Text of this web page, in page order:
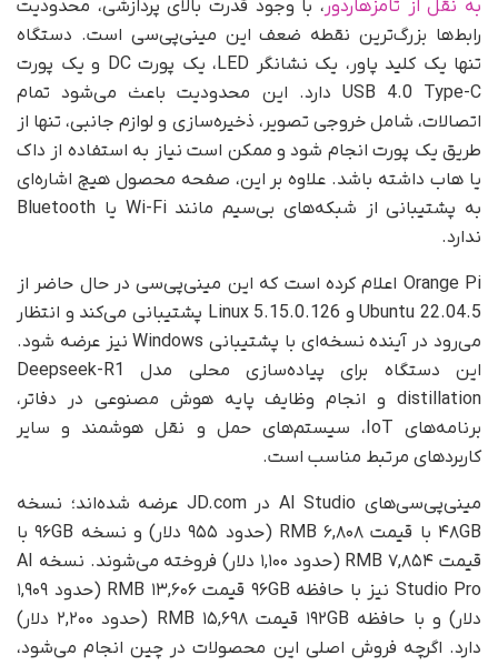
به نقل از تامزهاردور ، با وجود قدرت بالای پردازشی، محدودیت
رابط‌ها بزرگ‌ترین نقطه ضعف این مینی‌پی‌سی است. دستگاه
تنها یک کلید پاور، یک نشانگر LED، یک پورت DC و یک پورت
USB 4.0 Type-C دارد. این محدودیت باعث می‌شود تمام
اتصالات، شامل خروجی تصویر، ذخیره‌سازی و لوازم جانبی، تنها از
طریق یک پورت انجام شود و ممکن است نیاز به استفاده از داک
یا هاب داشته باشد. علاوه بر این، صفحه محصول هیچ اشاره‌ای
به پشتیبانی از شبکه‌های بی‌سیم مانند Wi-Fi یا Bluetooth
ندارد.
Orange Pi اعلام کرده است که این مینی‌پی‌سی در حال حاضر از
Ubuntu 22.04.5 و Linux 5.15.0.126 پشتیبانی می‌کند و انتظار
می‌رود در آینده نسخه‌ای با پشتیبانی Windows نیز عرضه شود.
این دستگاه برای پیاده‌سازی محلی مدل Deepseek-R1
distillation و انجام وظایف پایه هوش مصنوعی در دفاتر،
برنامه‌های IoT، سیستم‌های حمل و نقل هوشمند و سایر
کاربردهای مرتبط مناسب است.
مینی‌پی‌سی‌های AI Studio در JD.com عرضه شده‌اند؛ نسخه
۴۸GB با قیمت ۶,۸۰۸ RMB (حدود ۹۵۵ دلار) و نسخه ۹۶GB با
قیمت ۷,۸۵۴ RMB (حدود ۱,۱۰۰ دلار) فروخته می‌شوند. نسخه AI
Studio Pro نیز با حافظه ۹۶GB قیمت ۱۳,۶۰۶ RMB (حدود ۱,۹۰۹
دلار) و با حافظه ۱۹۲GB قیمت ۱۵,۶۹۸ RMB (حدود ۲,۲۰۰ دلار)
دارد. اگرچه فروش اصلی این محصولات در چین انجام می‌شود،